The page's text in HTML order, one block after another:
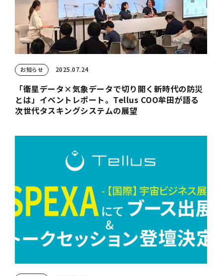
お知らせ 2025.07.24
「衛星データ×気象データで切り開く新時代の防災
とは」イベントレポート。Tellus COO牟田が語る
次世代タスキングシステムの展望